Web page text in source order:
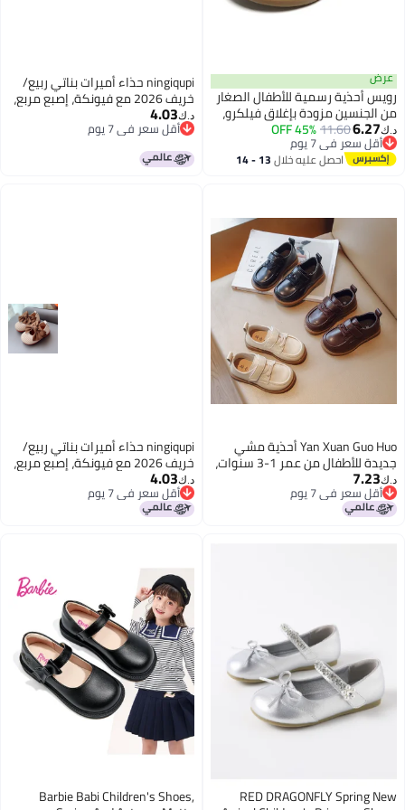
عرض
رويس أحذية رسمية للأطفال الصغار
من الجنسين مزودة بإغلاق فيلكرو،
أحذية بنعل ناعم ومضاد للانزلاق،
أحذية جلدية كلاسيكية أنيقة
للأطفال، مناسبة للارتداء اليومي
د.ك‏6.27
11.60
45% OFF
أقل سعر في 7 يوم
أقل سعر في 7 يوماحصل عليه خلال 13 - 14
ningiqupi حذاء أميرات بناتي ربيع/
خريف 2026 مع فيونكة، إصبع مربع،
نعل ناعم، قابل للتنفس ومضاد
للانزلاق للأطفال الصغار
د.ك‏4.03
أقل سعر في 7 يوم
أقل سعر في 7 يوم
Yan Xuan Guo Huo أحذية مشي
جديدة للأطفال من عمر 1-3 سنوات،
أحذية رضع بنعل ناعم لفصلي الربيع
والخريف، حذاء جلدي بريطاني
للصبيان، مسامي
د.ك‏7.23
أقل سعر في 7 يوم
أقل سعر في 7 يوم
ningiqupi حذاء أميرات بناتي ربيع/
خريف 2026 مع فيونكة، إصبع مربع،
نعل ناعم، قابل للتنفس ومضاد
للانزلاق للأطفال الصغار
د.ك‏4.03
أقل سعر في 7 يوم
أقل سعر في 7 يوم
RED DRAGONFLY Spring New
Barbie Babi Children's Shoes,